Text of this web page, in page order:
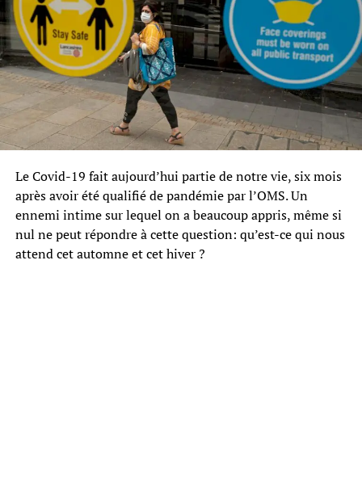
Le Covid-19 fait aujourd’hui partie de notre vie, six mois
après avoir été qualifié de pandémie par l’OMS. Un
ennemi intime sur lequel on a beaucoup appris, même si
nul ne peut répondre à cette question: qu’est-ce qui nous
attend cet automne et cet hiver ?